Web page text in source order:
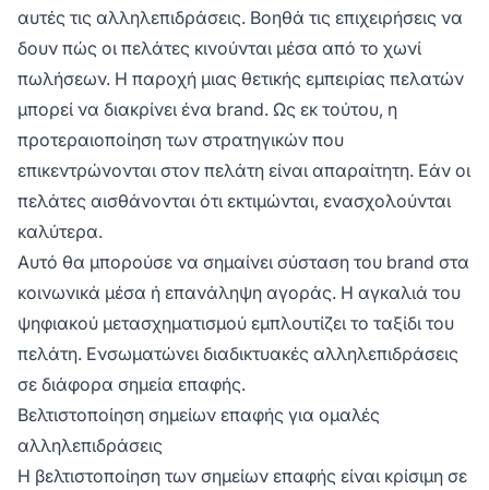
αυτές τις αλληλεπιδράσεις. Βοηθά τις επιχειρήσεις να
δουν πώς οι πελάτες κινούνται μέσα από το χωνί
πωλήσεων. Η παροχή μιας θετικής εμπειρίας πελατών
μπορεί να διακρίνει ένα brand. Ως εκ τούτου, η
προτεραιοποίηση των στρατηγικών που
επικεντρώνονται στον πελάτη είναι απαραίτητη. Εάν οι
πελάτες αισθάνονται ότι εκτιμώνται, ενασχολούνται
καλύτερα.
Αυτό θα μπορούσε να σημαίνει σύσταση του brand στα
κοινωνικά μέσα ή επανάληψη αγοράς. Η αγκαλιά του
ψηφιακού μετασχηματισμού εμπλουτίζει το ταξίδι του
πελάτη. Ενσωματώνει διαδικτυακές αλληλεπιδράσεις
σε διάφορα σημεία επαφής.
Βελτιστοποίηση σημείων επαφής για ομαλές
αλληλεπιδράσεις
Η βελτιστοποίηση των σημείων επαφής είναι κρίσιμη σε